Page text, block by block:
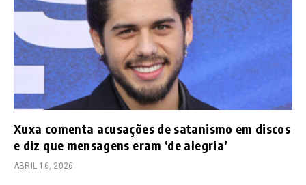
Xuxa comenta acusações de satanismo em discos
e diz que mensagens eram ‘de alegria’
ABRIL 16, 2026